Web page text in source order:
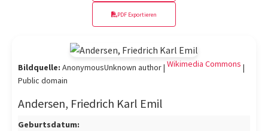
PDF Exportieren
Andersen, Friedrich Karl Emil
Geburtsdatum:
Bildquelle: AnonymousUnknown author | Wikimedia Commons |
Public domain